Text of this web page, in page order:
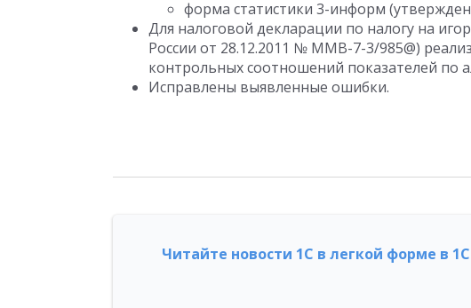
форма статистики 3-информ
Для налоговой декларации по налогу на
России от 28.12.2011 № ММВ-7-3/985@)
контрольных соотношений показателей по
Исправлены выявленные ошибки.
Читайте новости 1С в легкой форме в